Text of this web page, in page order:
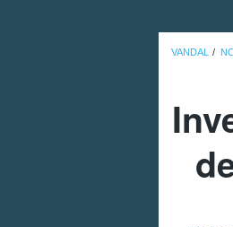
VANDAL